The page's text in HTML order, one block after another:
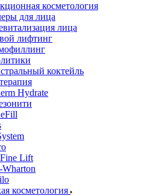
косметология
для лица
лица
лифтинг
коктейль
Hydrate
Lift
Wharton
косметология